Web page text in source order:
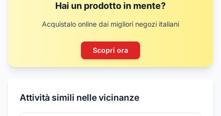
Hai un prodotto in mente?
Acquistalo online dai migliori negozi italiani
Scopri ora
Attività simili nelle vicinanze